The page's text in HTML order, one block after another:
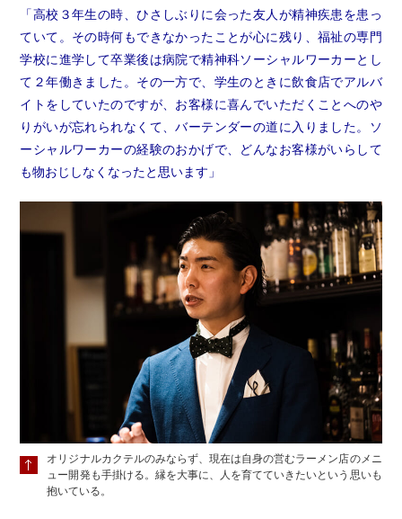
「高校３年生の時、ひさしぶりに会った友人が精神疾患を患っ
ていて。その時何もできなかったことが心に残り、福祉の専門
学校に進学して卒業後は病院で精神科ソーシャルワーカーとし
て２年働きました。その一方で、学生のときに飲食店でアルバ
イトをしていたのですが、お客様に喜んでいただくことへのや
りがいが忘れられなくて、バーテンダーの道に入りました。ソ
ーシャルワーカーの経験のおかげで、どんなお客様がいらして
も物おじしなくなったと思います」
オリジナルカクテルのみならず、現在は自身の営むラーメン店のメニ
ュー開発も手掛ける。縁を大事に、人を育てていきたいという思いも
抱いている。